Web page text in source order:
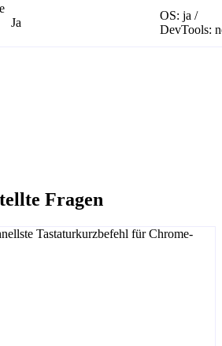
Ja
OS: ja /
DevTools:
Fragen
Tastaturkurzbefehl für Chrome-